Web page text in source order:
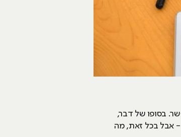
בסופו של דבר,
- אבל בכל זאת, מה